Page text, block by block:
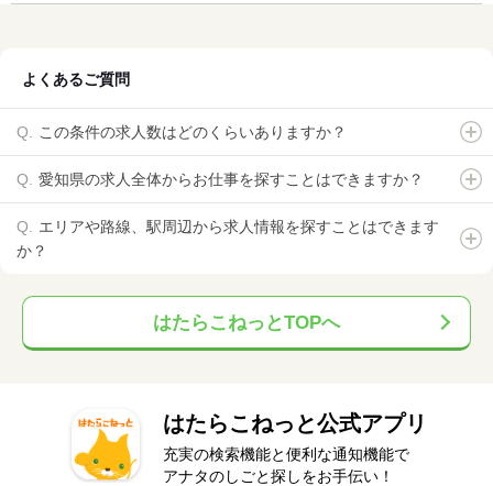
よくあるご質問
この条件の求人数はどのくらいありますか？
愛知県の求人全体からお仕事を探すことはできますか？
エリアや路線、駅周辺から求人情報を探すことはできます
か？
はたらこねっとTOPへ
はたらこねっと公式アプリ
充実の検索機能と便利な通知機能で
アナタのしごと探しをお手伝い！